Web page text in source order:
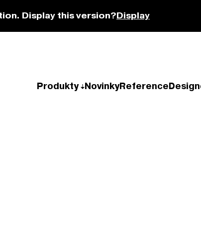
Display this version?Display
Produkty NovinkyReference